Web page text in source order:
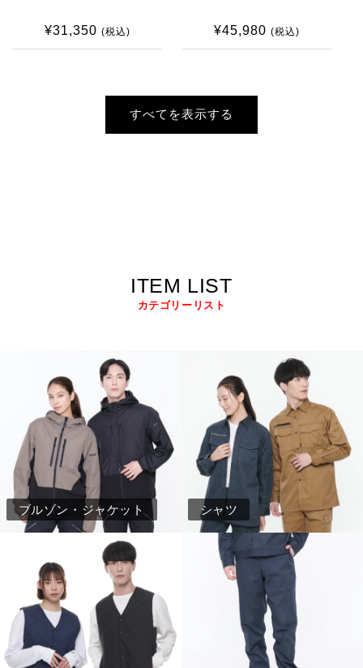
通
常
¥31,350 (税込)
通
常
¥45,980 (税込)
すべてを表示する
ITEM LIST
カテゴリーリスト
ブルゾン・ジャケット シャツ